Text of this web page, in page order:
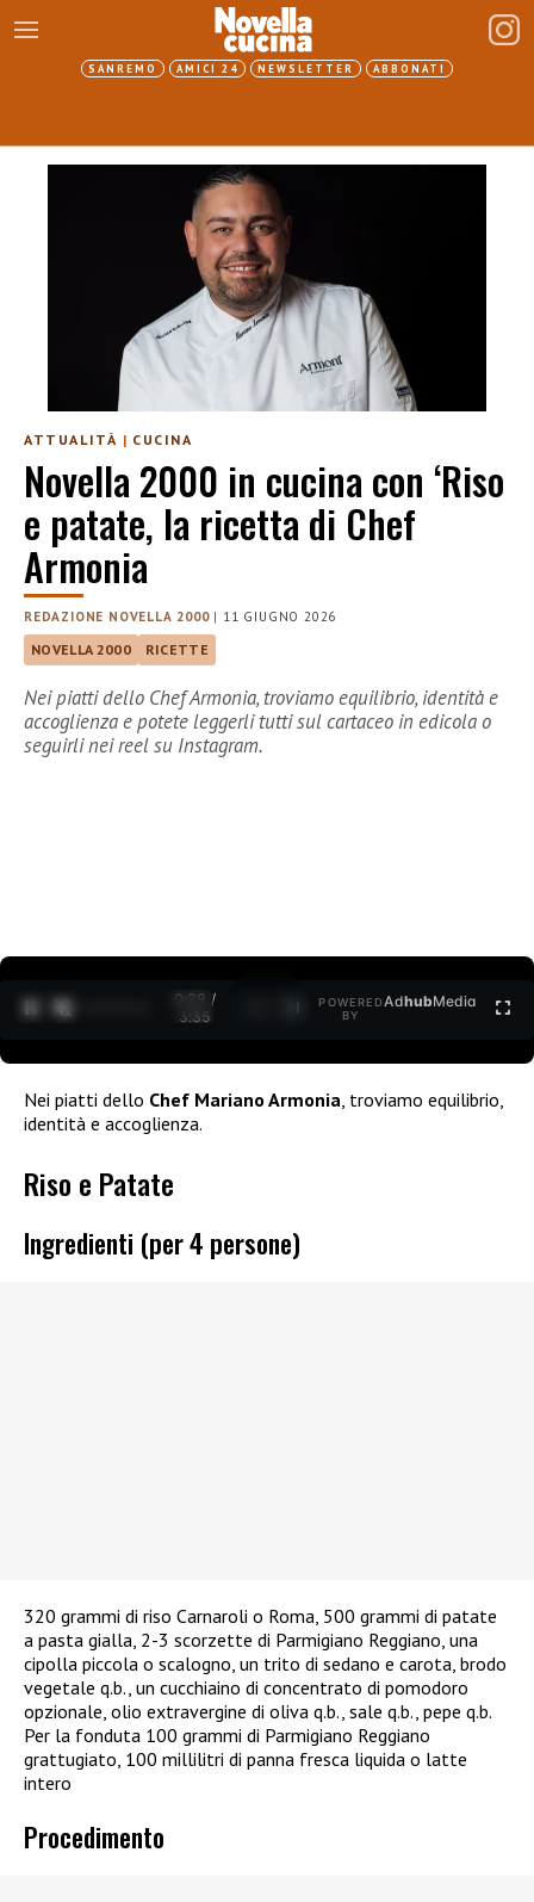
SANREMO AMICI 24 NEWSLETTER ABBONATI
ATTUALITÀ | CUCINA
Novella 2000 in cucina con ‘Riso
e patate, la ricetta di Chef
Armonia
REDAZIONE NOVELLA 2000| 11 GIUGNO 2026
NOVELLA 2000 RICETTE
Nei piatti dello Chef Armonia, troviamo equilibrio, identità e
accoglienza e potete leggerli tutti sul cartaceo in edicola o
seguirli nei reel su Instagram.
0:30 /
3:35
POWERED
BY
AdhubMedia
Nei piatti dello Chef Mariano Armonia , troviamo equilibrio,
identità e accoglienza.
Riso e Patate
Ingredienti (per 4 persone)
320 grammi di riso Carnaroli o Roma, 500 grammi di patate
a pasta gialla, 2-3 scorzette di Parmigiano Reggiano, una
cipolla piccola o scalogno, un trito di sedano e carota, brodo
vegetale q.b., un cucchiaino di concentrato di pomodoro
opzionale, olio extravergine di oliva q.b., sale q.b., pepe q.b.
Per la fonduta 100 grammi di Parmigiano Reggiano
grattugiato, 100 millilitri di panna fresca liquida o latte
intero
Procedimento